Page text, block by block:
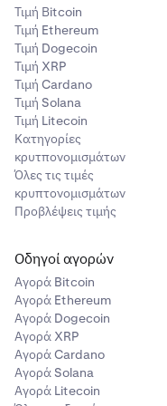
Τιμή Βitcoin
Τιμή Ethereum
Τιμή Dogecoin
Τιμή XRP
Τιμή Cardano
Τιμή Solana
Τιμή Litecoin
Κατηγορίες
κρυτπονομισμάτων
Όλες τις τιμές
κρυπτονομισμάτων
Προβλέψεις τιμής
Οδηγοί αγορών
Αγορά Bitcoin
Αγορά Ethereum
Αγορά Dogecoin
Αγορά XRP
Αγορά Cardano
Αγορά Solana
Αγορά Litecoin